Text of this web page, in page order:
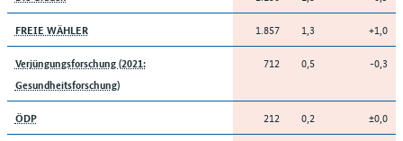
FREIE WÄHLER 1.857 1,3 +1,0
Verjüngungsforschung (2021:
Gesundheitsforschung)
712 0,5 -0,3
ÖDP 212 0,2 ±0,0